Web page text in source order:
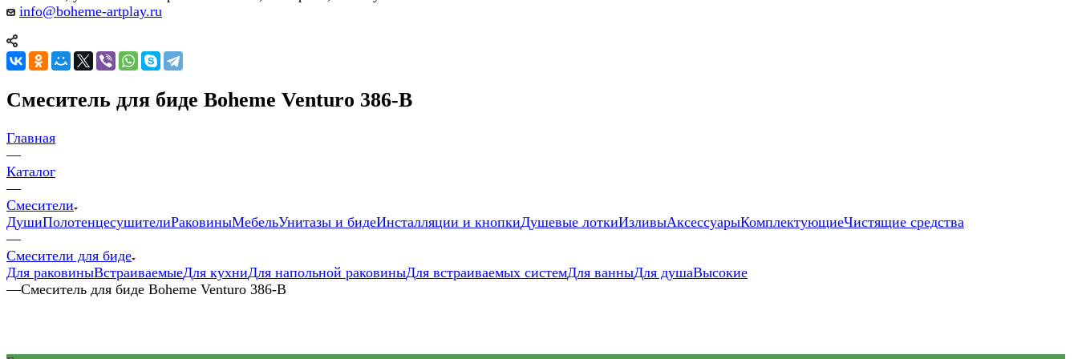
info@boheme-artplay.ru
Смеситель для биде Boheme Venturo 386-B
Главная
—
Каталог
—
Смесители
ДушиПолотенцесушителиРаковиныМебельУнитазы и бидеИнсталляции и кнопкиДушевые лоткиИзливыАксессуарыКомплектующиеЧистящие средства
—
Смесители для биде
Для раковиныВстраиваемыеДля кухниДля напольной раковиныДля встраиваемых системДля ванныДля душаВысокие
—Смеситель для биде Boheme Venturo 386-B